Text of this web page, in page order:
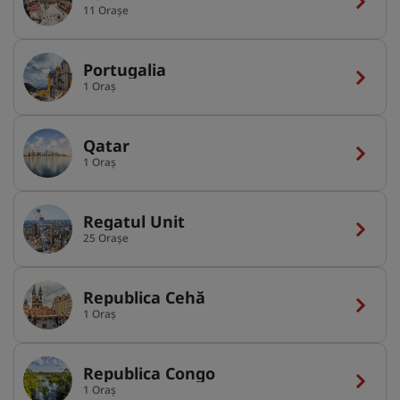
11 Orașe
Portugalia
1 Oraș
Qatar
1 Oraș
Regatul Unit
25 Orașe
Republica Cehă
1 Oraș
Republica Congo
1 Oraș